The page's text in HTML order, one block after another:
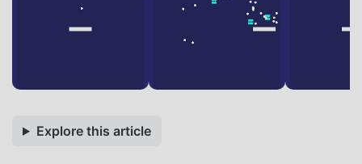
Explore this article